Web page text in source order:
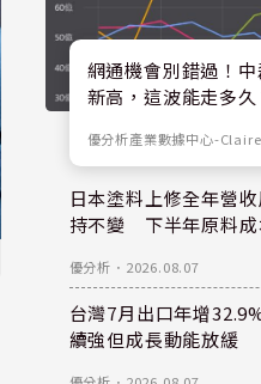
網通機會別錯過！
新高，這波能走多久
優分析產業數據中心-Claire
日本塗料上修全年營
持不變 下半年原料成
優分析 ． 2026.08.07
台灣7月出口年增
續強但成長動能放緩